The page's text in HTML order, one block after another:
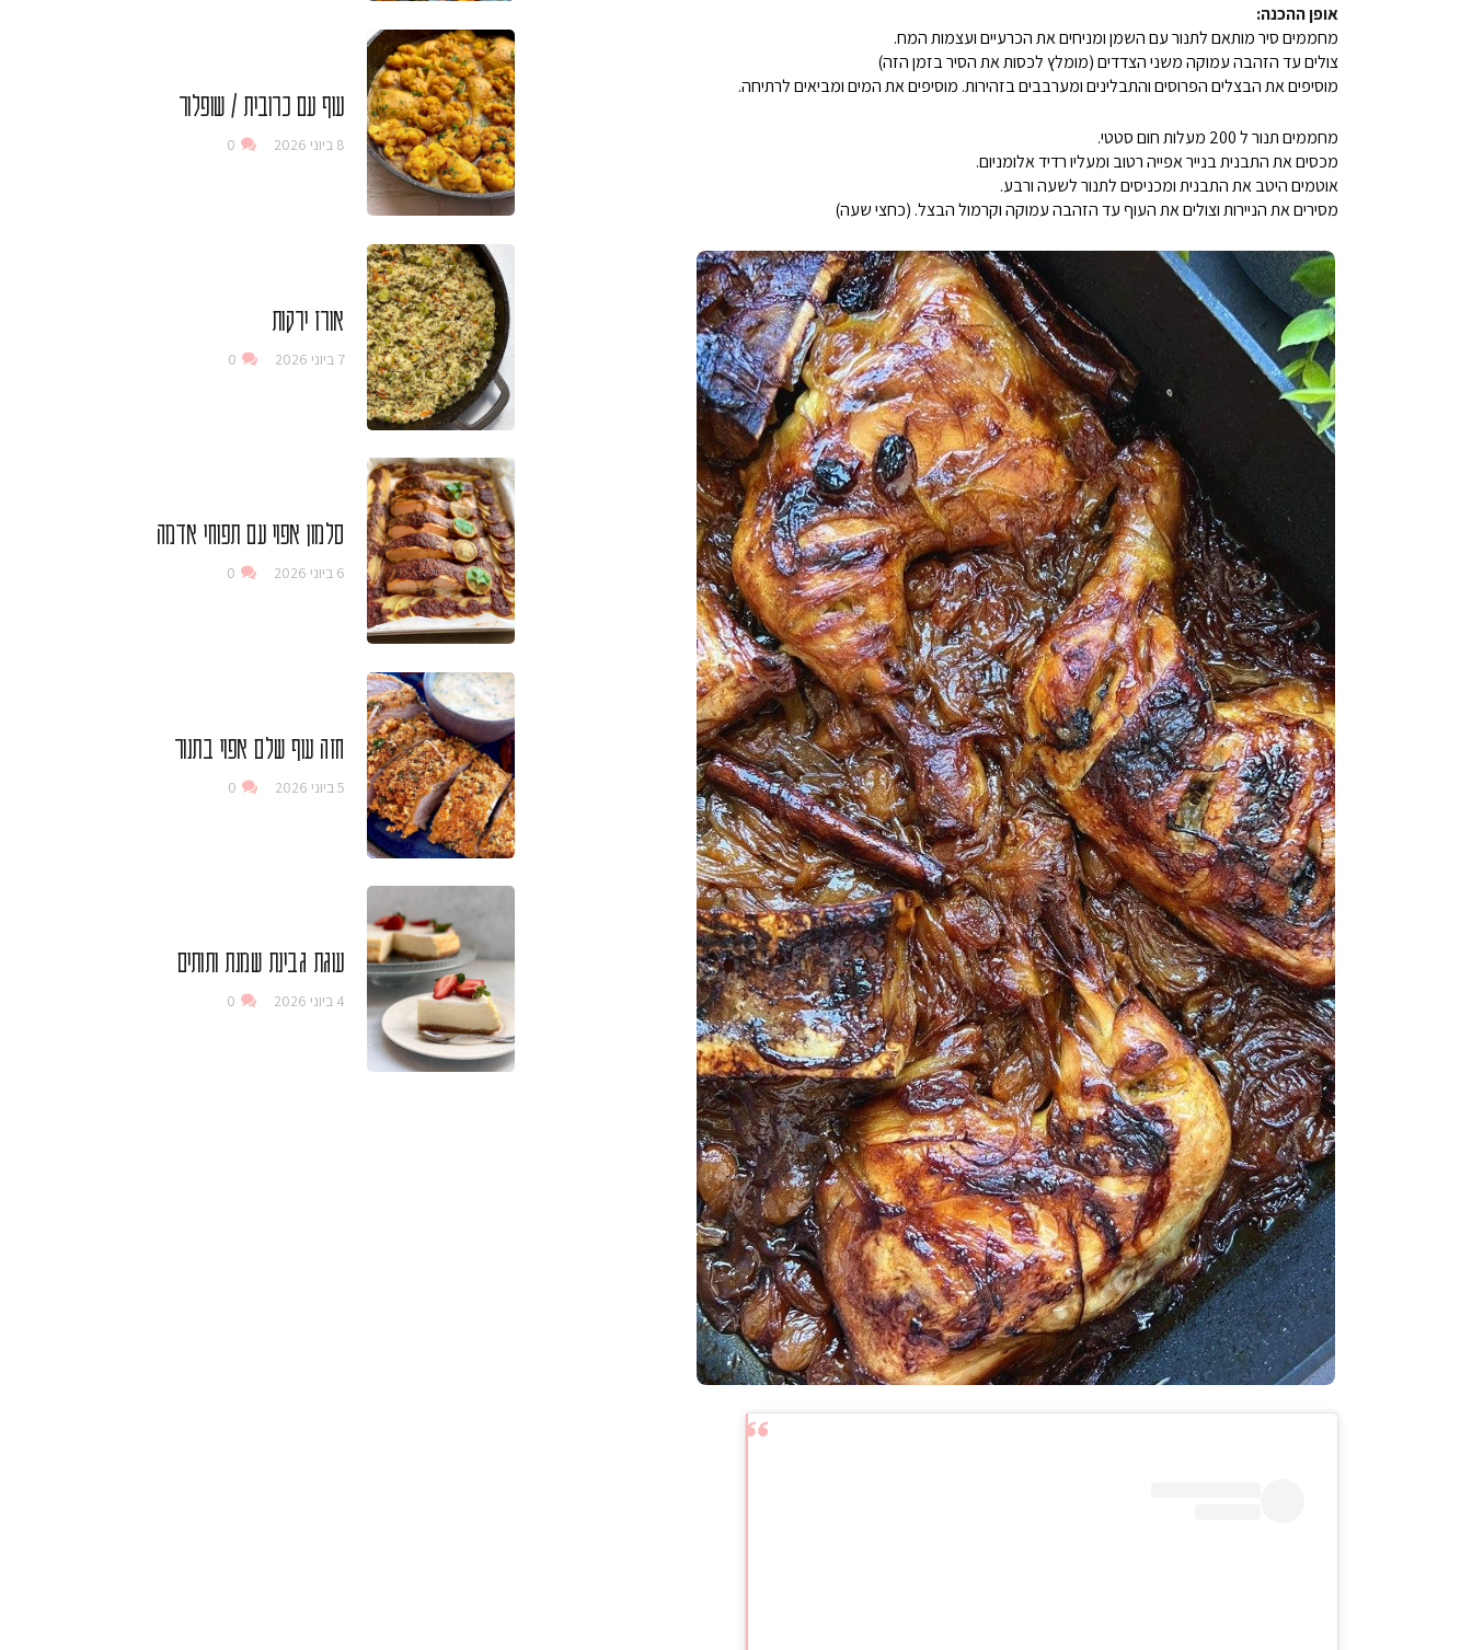
אופן ההכנה:
מחממים סיר מותאם לתנור עם השמן ומניחים את הכרעיים ועצמות המח.
צולים עד הזהבה עמוקה משני הצדדים (מומלץ לכסות את הסיר בזמן הזה)
מוסיפים את הבצלים הפרוסים והתבלינים ומערבבים בזהירות. מוסיפים את המים ומביאים לרתיחה.
מחממים תנור ל 200 מעלות חום סטטי.
מכסים את התבנית בנייר אפייה רטוב ומעליו רדיד אלומניום.
אוטמים היטב את התבנית ומכניסים לתנור לשעה ורבע.
מסירים את הניירות וצולים את העוף עד הזהבה עמוקה וקרמול הבצל. (כחצי שעה)
עוף עם כרובית / שופלור
8 ביוני 2026 0
אורז ירקות
7 ביוני 2026 0
סלמון אפוי עם תפוחי אדמה
6 ביוני 2026 0
חזה עוף שלם אפוי בתנור
5 ביוני 2026 0
עוגת גבינת שמנת ותותים
4 ביוני 2026 0